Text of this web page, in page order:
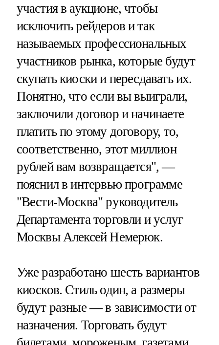
участия в аукционе, чтобы
исключить рейдеров и так
называемых профессиональных
участников рынка, которые будут
скупать киоски и пересдавать их.
Понятно, что если вы выиграли,
заключили договор и начинаете
платить по этому договору, то,
соответственно, этот миллион
рублей вам возвращается", —
пояснил в интервью программе
"Вести-Москва" руководитель
Департамента торговли и услуг
Москвы Алексей Немерюк.
Уже разработано шесть вариантов
киосков. Стиль один, а размеры
будут разные — в зависимости от
назначения. Торговать будут